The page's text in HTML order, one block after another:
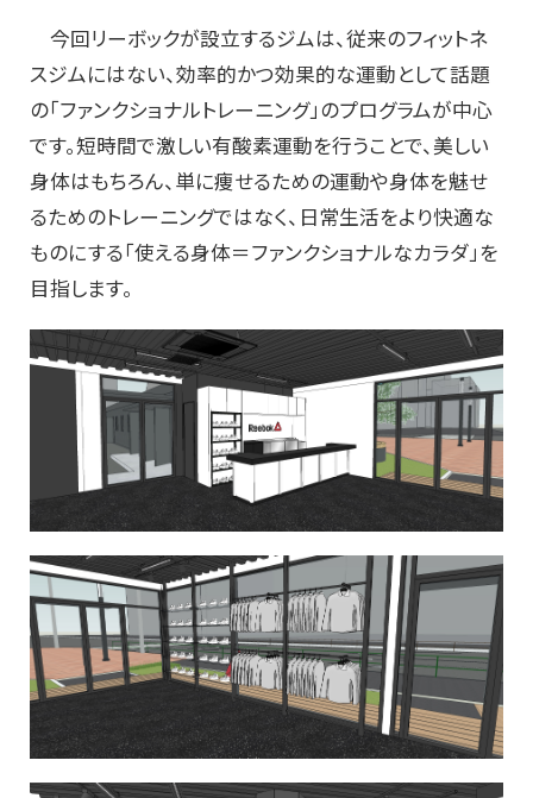
今回リーボックが設立するジムは、従来のフィットネ
スジムにはない、効率的かつ効果的な運動として話題
の「ファンクショナルトレーニング」のプログラムが中心
です。短時間で激しい有酸素運動を行うことで、美しい
身体はもちろん、単に痩せるための運動や身体を魅せ
るためのトレーニングではなく、日常生活をより快適な
ものにする「使える身体＝ファンクショナルなカラダ」を
目指します。